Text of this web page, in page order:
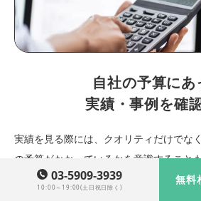
自社の予算にあ
実績・事例を確
実績を見る際には、クオリティだけでな
の予算がかかっているかを意識すること
とに規模や費用は大きく異なるため、自
03-5909-3939
10:00～19:00(土日祝日除く)
無料